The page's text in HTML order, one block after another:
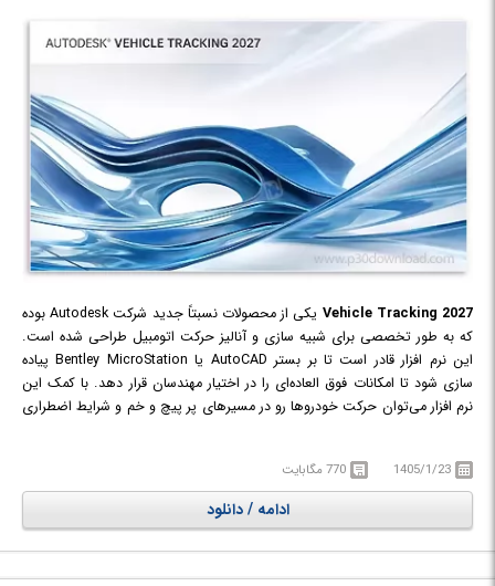
Vehicle Tracking 2027
یکی از محصولات نسبتاً جدید شرکت Autodesk بوده
که به طور تخصصی برای شبیه سازی و آنالیز حرکت اتومبیل طراحی شده است.
این نرم افزار قادر است تا بر بستر AutoCAD یا Bentley MicroStation پیاده
سازی شود تا امکانات فوق العاده‌ای را در اختیار مهندسان قرار دهد. با کمک این
نرم افزار می‌توان حرکت خودروها رو در مسیرهای پر پیچ و خم و شرایط اضطراری
تجاری بزرگ کند؛ همچنین می‌توان شرایط بحرانی را تحلیل نمود و اقدامات
خاصی را برای لحظه‌های خاص برنامه ریزی کرد.
1405/1/23 770 مگابایت
ادامه / دانلود